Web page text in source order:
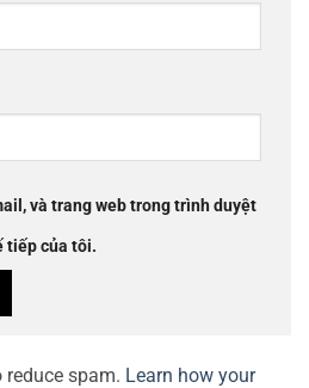
và trang web trong trình duyệt
tiếp của tôi.
spam. Learn how your